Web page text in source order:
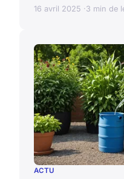
16 avril 2025 3 min de
ACTU